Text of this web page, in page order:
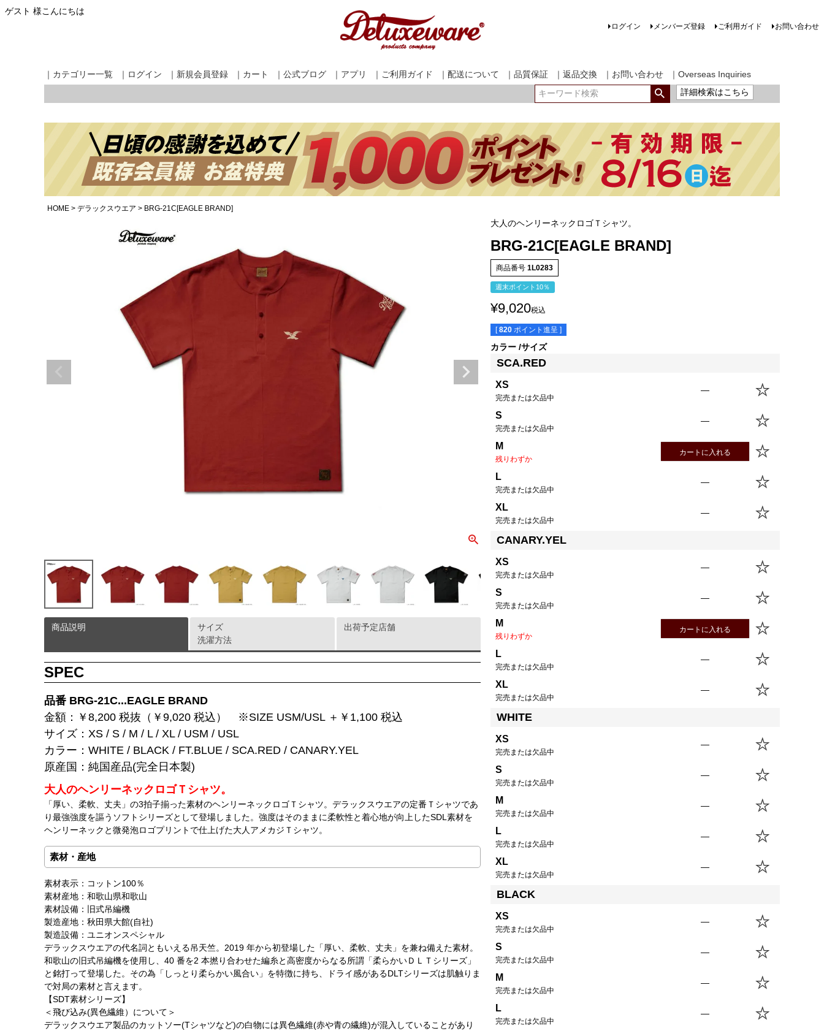
ゲスト 様こんにちは
ログイン メンバーズ登録 ご利用ガイド お問い合わせ
｜カテゴリー一覧 ｜ログイン ｜新規会員登録 ｜カート ｜公式ブログ ｜アプリ ｜ご利用ガイド ｜配送について ｜品質保証 ｜返品交換 ｜お問い合わせ
｜Overseas Inquiries
詳細検索はこちら
HOME デラックスウエア BRG-21C[EAGLE BRAND]
商品説明
SPEC
品番 BRG-21C...EAGLE BRAND
金額：￥8,200 税抜（￥9,020 税込） ※SIZE USM/USL ＋￥1,100 税込
サイズ：XS / S / M / L / XL / USM / USL
カラー：WHITE / BLACK / FT.BLUE / SCA.RED / CANARY.YEL
原産国：純国産品(完全日本製)
大人のヘンリーネックロゴＴシャツ。
「厚い、柔軟、丈夫」の3拍子揃った素材のヘンリーネックロゴＴシャツ。デラックスウエアの定番Ｔシャツであ
り最強強度を謳うソフトシリーズとして登場しました。強度はそのままに柔軟性と着心地が向上したSDL素材を
ヘンリーネックと微発泡ロゴプリントで仕上げた大人アメカジＴシャツ。
素材・産地
素材表示：コットン100％
素材産地：和歌山県和歌山
素材設備：旧式吊編機
製造産地：秋田県大館(自社)
製造設備：ユニオンスペシャル
デラックスウエアの代名詞ともいえる吊天竺。2019 年から初登場した「厚い、柔軟、丈夫」を兼ね備えた素材。
和歌山の旧式吊編機を使用し、40 番を2 本撚り合わせた編糸と高密度からなる所謂「柔らかいＤＬＴシリーズ」
と銘打って登場した。その為「しっとり柔らかい風合い」を特徴に持ち、ドライ感があるDLTシリーズは肌触りま
で対局の素材と言えます。
【SDT素材シリーズ】
＜飛び込み(異色繊維）について＞
デラックスウエア製品のカットソー(Tシャツなど)の白物には異色繊維(赤や青の繊維)が混入していることがあり
サイズ
洗濯方法
出荷予定店舗
大人のヘンリーネックロゴＴシャツ。
BRG-21C[EAGLE BRAND]
商品番号 1L0283
週末ポイント10％
¥9,020税込
[ 820 ポイント進呈 ]
カラー サイズ
SCA.RED
XS
完売または欠品中
—
S
完売または欠品中
—
M
残りわずか
カートに入れる
L
完売または欠品中
—
XL
完売または欠品中
—
CANARY.YEL
XS
完売または欠品中
—
S
完売または欠品中
—
M
残りわずか
カートに入れる
L
完売または欠品中
—
XL
完売または欠品中
—
WHITE
XS
完売または欠品中
—
S
完売または欠品中
—
M
完売または欠品中
—
L
完売または欠品中
—
XL
完売または欠品中
—
BLACK
XS
完売または欠品中
—
S
完売または欠品中
—
M
完売または欠品中
—
L
完売または欠品中
—